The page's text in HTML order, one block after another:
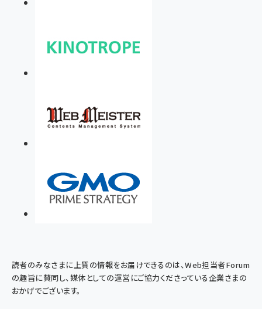
読者のみなさまに上質の情報をお届けできるのは、Web担当者Forum
の趣旨に賛同し、媒体としての運営にご協力くださっている企業さまの
おかげでございます。